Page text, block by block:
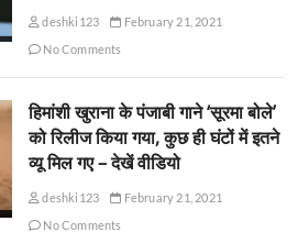
deshki123
February 21, 2021
No Comments
हिमांशी खुराना के पंजाबी गाने ‘सूरमा बोले’
को रिलीज किया गया, कुछ ही घंटों में इतने
व्यू मिल गए – देखें वीडियो
deshki123
February 21, 2021
No Comments